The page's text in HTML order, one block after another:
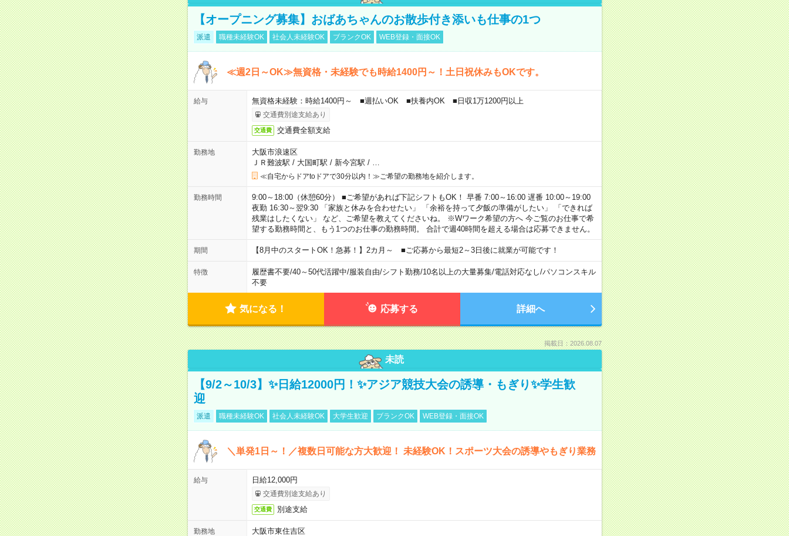
【オープニング募集】おばあちゃんのお散歩付き添いも仕事の1つ
派遣 職種未経験OK 社会人未経験OK ブランクOK WEB登録・面接OK
≪週2日～OK≫無資格・未経験でも時給1400円～！土日祝休みもOKです。
給与 無資格未経験：時給1400円～ ■週払いOK ■扶養内OK ■日収1万1200円以上
交通費別途支給あり
交通費 交通費全額支給
勤務地
大阪市浪速区
ＪＲ難波駅 / 大国町駅 / 新今宮駅 /
≪自宅からドアtoドアで30分以内！≫ご希望の勤務地を紹介します。
勤務時間
9:00～18:00（休憩60分） ■ご希望があれば下記シフトもOK！ 早番 7:00～16:00 遅番 10:00～19:00
夜勤 16:30～翌9:30 「家族と休みを合わせたい」 「余裕を持って夕飯の準備がしたい」 「できれば
残業はしたくない」 など、ご希望を教えてくださいね。 ※Wワーク希望の方へ 今ご覧のお仕事で希
望する勤務時間と、もう1つのお仕事の勤務時間。 合計で週40時間を超える場合は応募できません。
期間 【8月中のスタートOK！急募！】2カ月～ ■ご応募から最短2～3日後に就業が可能です！
特徴 履歴書不要/40～50代活躍中/服装自由/シフト勤務/10名以上の大量募集/電話対応なし/パソコンスキル
不要
気になる！ 応募する 詳細へ
掲載日：2026.08.07
未読
【9/2～10/3】✨日給12000円！✨アジア競技大会の誘導・もぎり✨学生歓
迎
派遣 職種未経験OK 社会人未経験OK 大学生歓迎 ブランクOK WEB登録・面接OK
＼単発1日～！／複数日可能な方大歓迎！ 未経験OK！スポーツ大会の誘導やもぎり業務
給与 日給12,000円
交通費別途支給あり
交通費 別途支給
勤務地
大阪市東住吉区